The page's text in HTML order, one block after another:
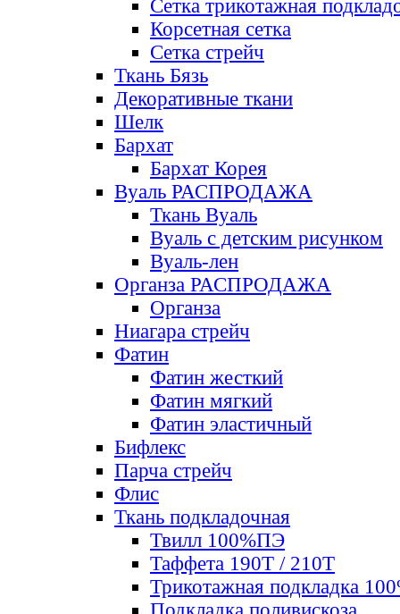
Сетка трикотажная
Корсетная сетка
Сетка стрейч
Ткань Бязь
Декоративные ткани
Шелк
Бархат
Бархат Корея
Вуаль РАСПРОДАЖА
Ткань Вуаль
Вуаль с детским рисунком
Вуаль-лен
Органза РАСПРОДАЖА
Органза
Ниагара стрейч
Фатин
Фатин жесткий
Фатин мягкий
Фатин элаcтичный
Бифлекс
Парча стрейч
Флис
Ткань подкладочная
Твилл 100%ПЭ
Таффета 190Т / 210Т
Трикотажная подкладка